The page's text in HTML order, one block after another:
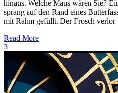
hinaus. Welche Maus wären Sie?
sprang auf den Rand eines
mit Rahm gefüllt. Der Frosch verlor
Read More
3